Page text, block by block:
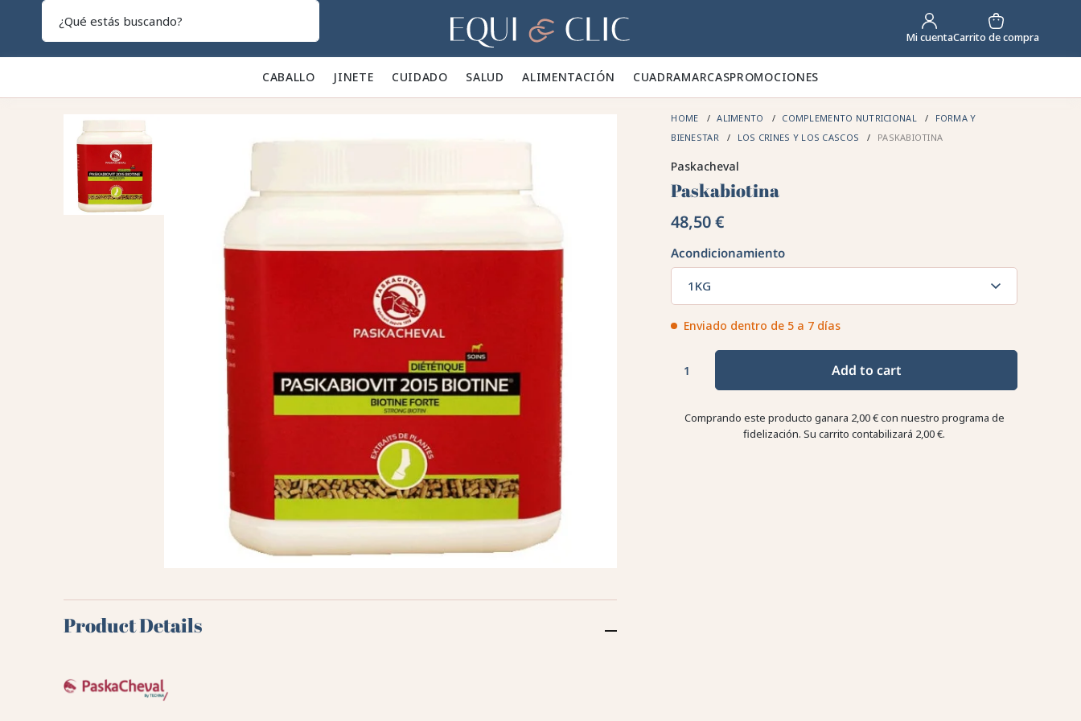
Hogar Mi cuentaCarrito de compra
CABALLO 🐎 JINETE 👕 CUIDADO 🪮 SALUD ✨ALIMENTACIÓN 🥕 CUADRAMARCASPROMOCIONES
HOME ALIMENTO COMPLEMENTO NUTRICIONAL
FORMA Y
BIENESTAR
LOS CRINES Y LOS CASCOS PASKABIOTINA
Paskacheval
Paskabiotina
48,50 €
Acondicionamiento
1KG
Enviado dentro de 5 a 7 días
Add to cart
Comprando este producto ganara 2,00 €con nuestro programa de
fidelización. Su carrito contabilizará 2,00 €.
Product Details